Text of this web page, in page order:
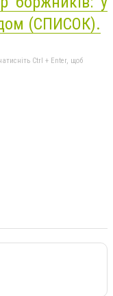
(СПИСОК).
Ctrl + Enter, щоб